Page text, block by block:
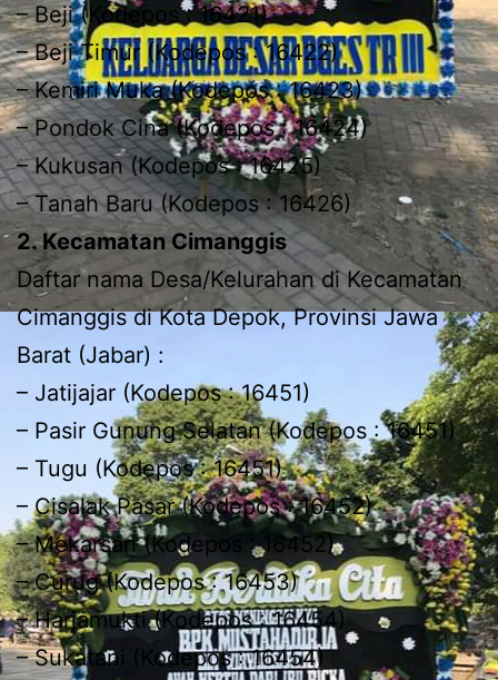
– Beji (Kodepos : 16421)
– Beji Timur (Kodepos : 16422)
– Kemiri Muka (Kodepos : 16423)
– Pondok Cina (Kodepos : 16424)
– Kukusan (Kodepos : 16425)
– Tanah Baru (Kodepos : 16426)
2. Kecamatan Cimanggis
Daftar nama Desa/Kelurahan di Kecamatan
Cimanggis di Kota Depok, Provinsi Jawa
Barat (Jabar) :
– Jatijajar (Kodepos : 16451)
– Pasir Gunung Selatan (Kodepos : 16451)
– Tugu (Kodepos : 16451)
– Cisalak Pasar (Kodepos : 16452)
– Mekarsari (Kodepos : 16452)
– Curug (Kodepos : 16453)
– Harjamukti (Kodepos : 16454)
– Sukatani (Kodepos : 16454)